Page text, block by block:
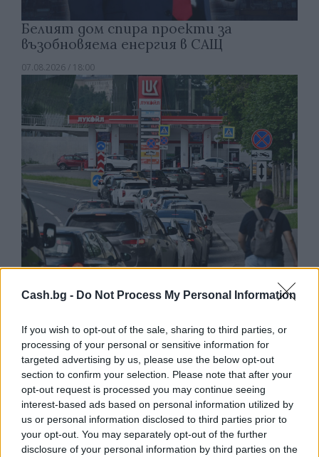
Cash.bg - Do Not Process My Personal Information
If you wish to opt-out of the sale, sharing to third parties, or
processing of your personal or sensitive information for
targeted advertising by us, please use the below opt-out
section to confirm your selection. Please note that after your
opt-out request is processed you may continue seeing
interest-based ads based on personal information utilized by
us or personal information disclosed to third parties prior to
your opt-out. You may separately opt-out of the further
disclosure of your personal information by third parties on the
Белият дом спира проекти за
възобновяема енергия в САЩ
07.08.2026 / 18:00
Русия започна да внася петролни
продукти от Южна Корея.
07.08.2026 / 17:05